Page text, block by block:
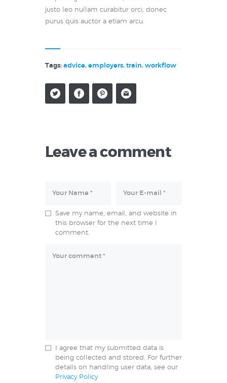
justo leo nullam curabitur orci, donec
purus quis auctor a etiam arcu.
Tags: advice, employers, train, workflow
Leave a comment
Save my name, email, and website in
this browser for the next time I
comment.
I agree that my submitted data is
being collected and stored. For further
details on handling user data, see our
Privacy Policy